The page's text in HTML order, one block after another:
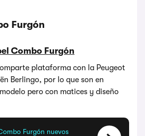
Furgón
Combo Furgón
plataforma con la Peugeot
Berlingo, por lo que son en
pero con matices y diseño
Furgón nuevos